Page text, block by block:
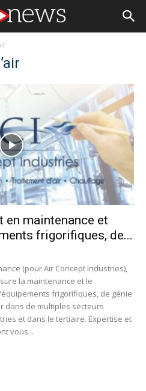
en maintenance et
frigorifiques, de...
(pour Air Concept Industries),
la maintenance et le
frigorifiques, de génie
dans de multiples secteurs
et dans le tertiaire. Expertise et
vous...